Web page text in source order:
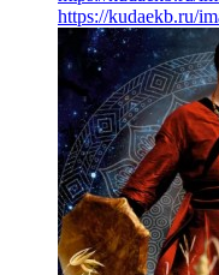
https://kudaekb.ru/